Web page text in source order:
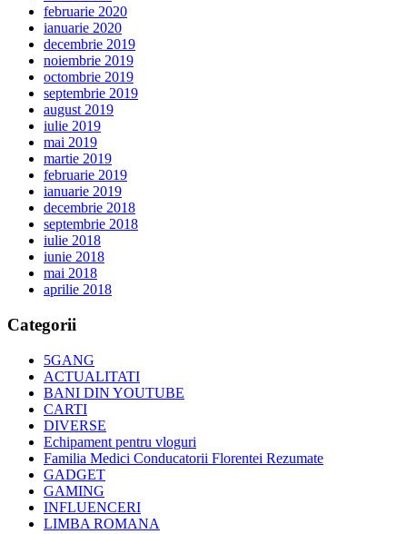
februarie 2020
ianuarie 2020
decembrie 2019
noiembrie 2019
octombrie 2019
septembrie 2019
august 2019
iulie 2019
mai 2019
martie 2019
februarie 2019
ianuarie 2019
decembrie 2018
septembrie 2018
iulie 2018
iunie 2018
mai 2018
aprilie 2018
Categorii
5GANG
ACTUALITATI
BANI DIN YOUTUBE
CARTI
DIVERSE
Echipament pentru vloguri
Familia Medici Conducatorii Florentei Rezumate
GADGET
GAMING
INFLUENCERI
LIMBA ROMANA